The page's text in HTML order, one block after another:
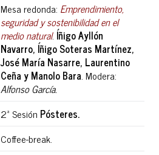
Mesa redonda: Emprendimiento,
seguridad y sostenibilidad en el
medio natural. Íñigo Ayllón
Navarro, Íñigo Soteras Martínez,
José María Nasarre, Laurentino
Ceña y Manolo Bara. Modera:
AlfonsoGarcía.
2ª Sesión Pósteres.
Coffee-break.